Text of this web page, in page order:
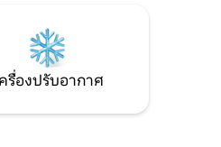
มฟังเสียงนกในยามเช้า
ยงจั๊กจั่นในยามพลบค่ำ
รรมชาติในบางครั้ง
รื่องปรับอากาศ